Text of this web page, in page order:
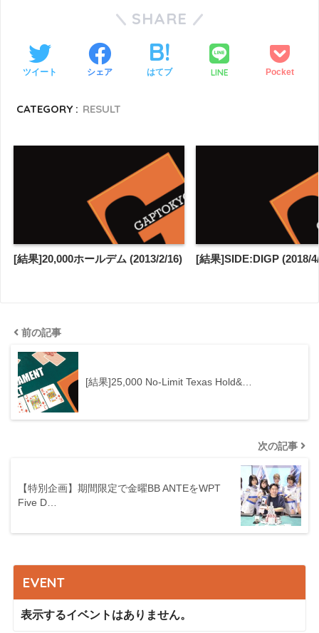
SHARE
ツイート シェア はてブ LINE Pocket
CATEGORY : RESULT
[結果]20,000ホールデム (2013/2/16) [結果]SIDE:DIGP (2018/
前の記事
[結果]25,000 No-Limit Texas Hold&…
次の記事
【特別企画】期間限定で金曜BB ANTEをWPT
Five D…
EVENT
表示するイベントはありません。